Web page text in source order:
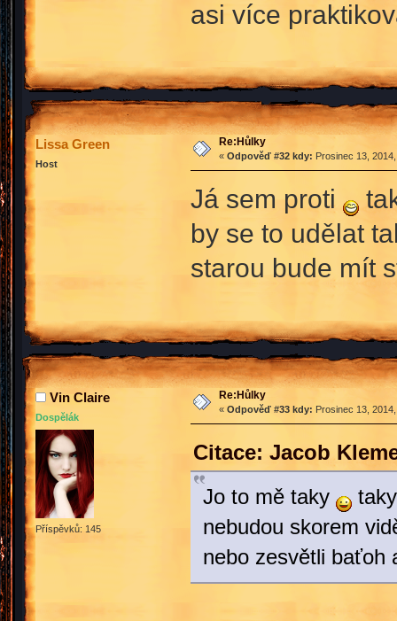
asi více
Lissa Green
Host
Re:Hůlky
« Odpověď #32 kdy: Prosinec 13,
Já sem proti
by se to udělat
starou bude mít
Vin Claire
Dospělák
Příspěvků: 145
Re:Hůlky
« Odpověď #33 kdy: Prosinec 13,
Citace: Jacob
Jo to mě taky
taky
nebudou skorem
nebo zesvětli baťoh